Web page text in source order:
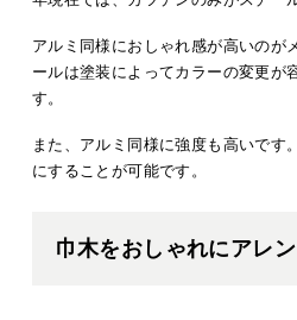
アルミ同様におしゃれ感が高いのが
ールは塗装によってカラーの変更が
す。
また、アルミ同様に強度も高いです
にすることが可能です。
巾木をおしゃれにアレ